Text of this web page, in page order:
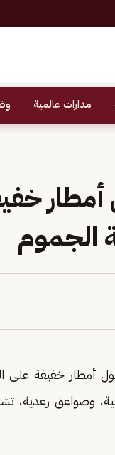
مدارات عالمية
أمطار
الجموم
أمطار خفيفة على
وصواعق رعدية،